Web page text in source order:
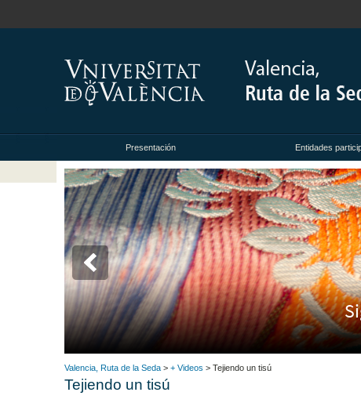
Presentación Entidades
Valencia, Ruta de la Seda > + Videos > Tejiendo un tisú
Tejiendo un tisú